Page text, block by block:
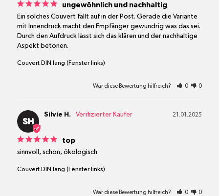
ungewöhnlich und nachhaltig
Ein solches Couvert fällt auf in der Post. Gerade die Variante
mit Innendruck macht den Empfänger gewundrig was das sei.
Durch den Aufdruck lässt sich das klären und der nachhaltige
Aspekt betonen.
Couvert DIN lang (Fenster links)
War diese Bewertung hilfreich? 0 0
SH
21.01.2025
Silvie H.
top
sinnvoll, schön, ökologisch
Couvert DIN lang (Fenster links)
War diese Bewertung hilfreich? 0 0